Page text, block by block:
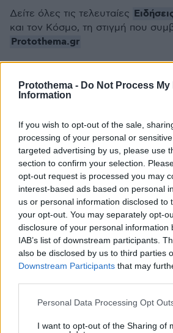
Protothema - Do Not Process My
Information
If you wish to opt-out of the sale,
processing of your personal or
targeted advertising by us, please use
section to confirm your selection.
opt-out request is processed you may
interest-based ads based on personal
us or personal information disclosed to
your opt-out. You may separately opt-
disclosure of your personal information
IAB’s list of downstream participants.
also be disclosed by us to third parties
Downstream Participants that may
Please note that this website/app uses
not limited to your visit or usage
Personal Data Processing Opt
I want to opt-out of the Sharing of
Thema Insights
Δείτε όλες τις τελευταίες
και τον Κόσμο, τη στιγμή που
Protothema.gr